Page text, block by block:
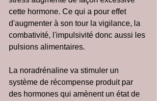
cette hormone. Ce qui a pour effet
d'augmenter à son tour la vigilance, la
combativité, l'impulsivité donc aussi les
pulsions alimentaires.
La noradrénaline va stimuler un
système de récompense produit par
des hormones qui amènent un état de